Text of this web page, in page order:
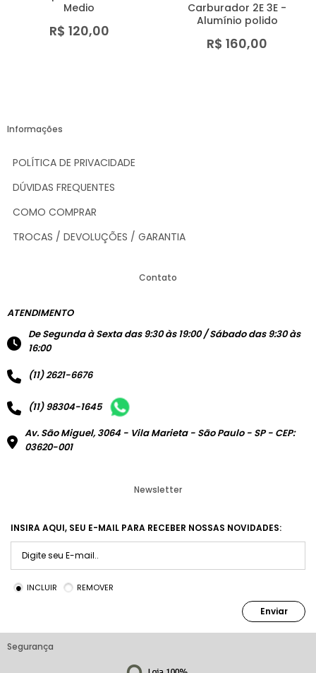
Medio
R$ 120,00
Carburador 2E 3E -
Alumínio polido
R$ 160,00
Informações
POLÍTICA DE PRIVACIDADE
DÚVIDAS FREQUENTES
COMO COMPRAR
TROCAS / DEVOLUÇÕES / GARANTIA
Contato
ATENDIMENTO
De Segunda à Sexta das 9:30 às 19:00 / Sábado das 9:30 às
16:00
(11) 2621-6676
(11) 98304-1645
Av. São Miguel, 3064 - Vila Marieta - São Paulo - SP - CEP:
03620-001
Newsletter
INSIRA AQUI, SEU E-MAIL PARA RECEBER NOSSAS NOVIDADES:
INCLUIR REMOVER
Enviar
Segurança